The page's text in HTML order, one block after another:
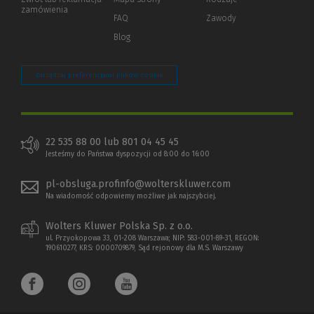
zamówienia
FAQ
Blog
Zawody
Zarządzaj preferencjami plików cookie
22 535 88 00 lub 801 04 45 45
Jesteśmy do Państwa dyspozycji od 8:00 do 16:00
pl-obsluga.profinfo@wolterskluwer.com
Na wiadomość odpowiemy możliwe jak najszybciej.
Wolters Kluwer Polska Sp. z o.o.
ul. Przyokopowa 33, 01-208 Warszawa; NIP: 583-001-89-31, REGON:
190610277, KRS: 0000709879, Sąd rejonowy dla M.S. Warszawy